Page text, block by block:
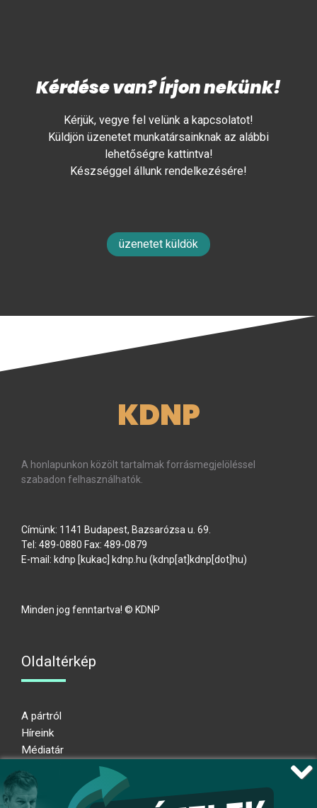
Kérdése van? Írjon nekünk!
Kérjük, vegye fel velünk a kapcsolatot!
Küldjön üzenetet munkatársainknak az alábbi
lehetőségre kattintva!
Készséggel állunk rendelkezésére!
üzenetet küldök
KDNP
A honlapunkon közölt tartalmak forrásmegjelöléssel
szabadon felhasználhatók.
Címünk: 1141 Budapest, Bazsarózsa u. 69.
Tel: 489-0880 Fax: 489-0879
E-mail: kdnp [kukac] kdnp hu (kdnp[at]kdnp[dot]hu)
Minden jog fenntartva! © KDNP
Oldaltérkép
A pártról
Híreink
Médiatár
Adatkezelési nyilatkozat
Átláthatósági nyilatkozat